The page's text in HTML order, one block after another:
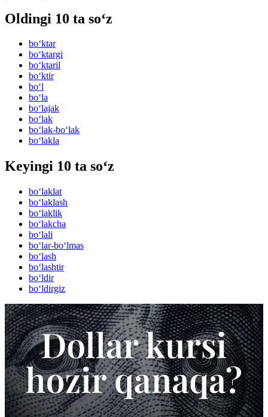
Oldingi 10 ta so‘z
bo‘ktar
bo‘ktargi
bo‘ktaril
bo‘ktir
bo‘l
bo‘la
bo‘lajak
bo‘lak
bo‘lak-bo‘lak
bo‘lakla
Keyingi 10 ta so‘z
bo‘laklat
bo‘laklash
bo‘laklik
bo‘lakcha
bo‘lali
bo‘lar-bo‘lmas
bo‘lash
bo‘lashtir
bo‘ldir
bo‘ldirgiz